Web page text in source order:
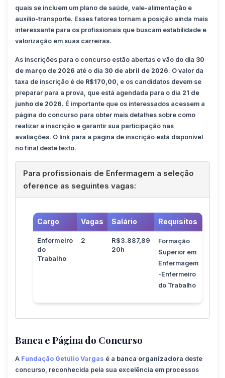
quais se incluem um plano de saúde, vale-alimentação e
auxílio-transporte. Esses fatores tornam a posição ainda mais
interessante para os profissionais que buscam estabilidade e
valorização em suas carreiras.
As inscrições para o concurso estão abertas e vão do dia 30
de março de 2026 até o dia 30 de abril de 2026. O valor da
taxa de inscrição é de R$170,00, e os candidatos devem se
preparar para a prova, que está agendada para o dia 21 de
junho de 2026. É importante que os interessados acessem a
página do concurso para obter mais detalhes sobre como
realizar a inscrição e garantir sua participação nas
avaliações. O link para a página de inscrição está disponível
no final deste texto.
Para profissionais de Enfermagem a seleção
oference as seguintes vagas:
Cargo Vagas Salário Requisitos
Enfermeiro
do
Trabalho
2
R$3.887,89
20h
Formação
Superior em
Enfermagem
-Enfermeiro
do Trabalho
Banca e Página do Concurso
A Fundação Getúlio Vargas é a banca organizadora deste
concurso, reconhecida pela sua excelência em processos